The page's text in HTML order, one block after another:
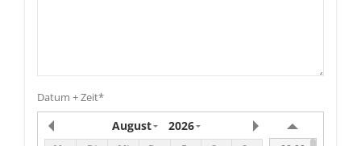
Datum + Zeit*
August 2026